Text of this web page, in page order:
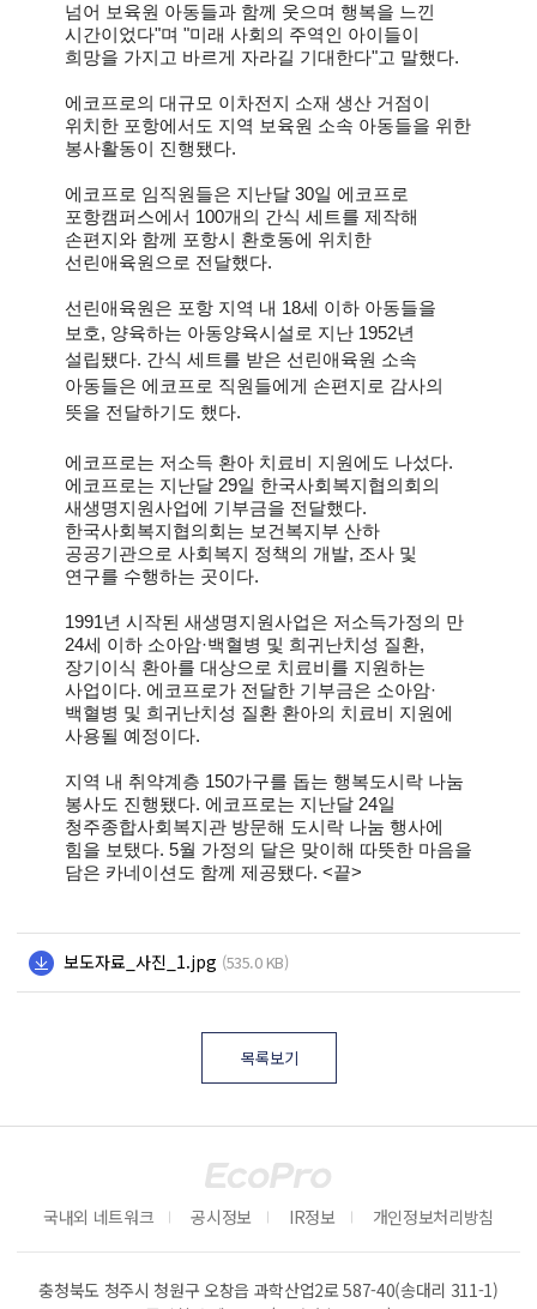
넘어 보육원 아동들과 함께 웃으며 행복을 느낀
시간이었다"며 "미래 사회의 주역인 아이들이
희망을 가지고 바르게 자라길 기대한다"고 말했다.
에코프로의 대규모 이차전지 소재 생산 거점이
위치한 포항에서도 지역 보육원 소속 아동들을 위한
봉사활동이 진행됐다.
에코프로 임직원들은 지난달 30일 에코프로
포항캠퍼스에서 100개의 간식 세트를 제작해
손편지와 함께 포항시 환호동에 위치한
선린애육원으로 전달했다.
선린애육원은 포항 지역 내 18세 이하 아동들을
보호, 양육하는 아동양육시설로 지난 1952년
설립됐다. 간식 세트를 받은 선린애육원 소속
아동들은 에코프로 직원들에게 손편지로 감사의
뜻을 전달하기도 했다.
에코프로는 저소득 환아 치료비 지원에도 나섰다.
에코프로는 지난달 29일 한국사회복지협의회의
새생명지원사업에 기부금을 전달했다.
한국사회복지협의회는 보건복지부 산하
공공기관으로 사회복지 정책의 개발, 조사 및
연구를 수행하는 곳이다.
1991년 시작된 새생명지원사업은 저소득가정의 만
24세 이하 소아암·백혈병 및 희귀난치성 질환,
장기이식 환아를 대상으로 치료비를 지원하는
사업이다. 에코프로가 전달한 기부금은 소아암·
백혈병 및 희귀난치성 질환 환아의 치료비 지원에
사용될 예정이다.
지역 내 취약계층 150가구를 돕는 행복도시락 나눔
봉사도 진행됐다. 에코프로는 지난달 24일
청주종합사회복지관 방문해 도시락 나눔 행사에
힘을 보탰다. 5월 가정의 달은 맞이해 따뜻한 마음을
담은 카네이션도 함께 제공됐다. <끝>
보도자료_사진_1.jpg (535.0 KB)
목록보기
국내외 네트워크 공시정보 IR정보 개인정보처리방침
충청북도 청주시 청원구 오창읍 과학산업2로 587-40(송대리 311-1)